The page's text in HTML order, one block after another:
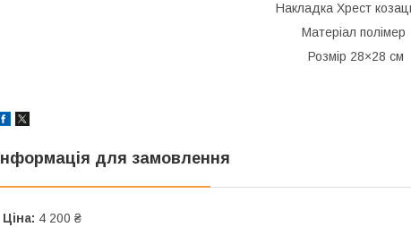
Накладка Хрест
Матеріал полімер
Розмір 28×28 см
Інформація для замовлення
Ціна: 4 200 ₴